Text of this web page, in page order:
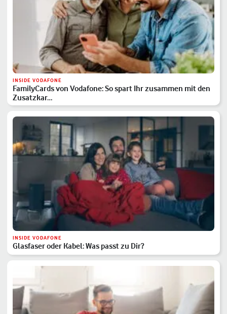
INSIDE VODAFONE
FamilyCards von Vodafone: So spart Ihr zusammen mit den
Zusatzkar…
INSIDE VODAFONE
Glasfaser oder Kabel: Was passt zu Dir?